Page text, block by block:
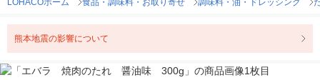
LOHACOホーム 食品・調味料・お取り寄せ 調味料・油・ドレッシング
熊本地震の影響について